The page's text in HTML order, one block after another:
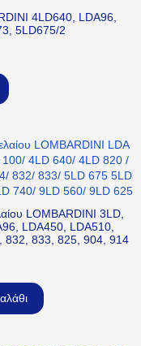
4LD640, LDA96,
5LD675/2
LOMBARDINI 3LD,
LDA450, LDA510,
832, 833, 825, 904, 914